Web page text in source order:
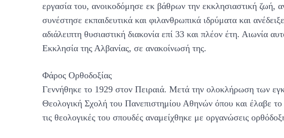
εργασία του, ανοικοδόμησε εκ βάθρων την εκκλησιαστική ζωή,
συνέστησε εκπαιδευτικά και φιλανθρωπικά ιδρύματα και
αδιάλειπτη θυσιαστική διακονία επί 33 και πλέον έτη. Αιωνία
Εκκλησία της Αλβανίας, σε ανακοίνωσή της.
Φάρος Ορθοδοξίας
Γεννήθηκε το 1929 στον Πειραιά. Μετά την ολοκλήρωση των
Θεολογική Σχολή του Πανεπιστημίου Αθηνών όπου και έλαβε
τις θεολογικές του σπουδές αναμείχθηκε με οργανώσεις